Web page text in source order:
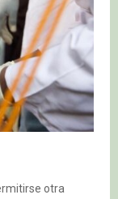
otra